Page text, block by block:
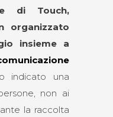
di Touch,
organizzato
insieme a
indicato una
non ai
la raccolta